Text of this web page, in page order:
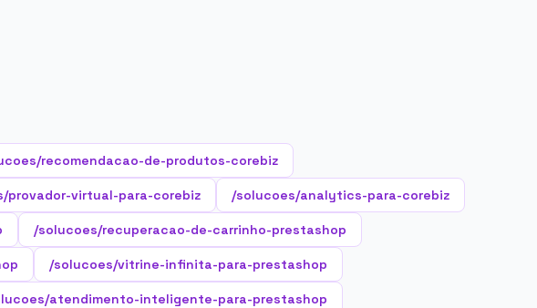
recomendacao-de-produtos-corebiz
provador-virtual-para-corebiz /solucoes/analytics-para-corebiz
/solucoes/recuperacao-de-carrinho-prestashop
/solucoes/vitrine-infinita-para-prestashop
atendimento-inteligente-para-prestashop